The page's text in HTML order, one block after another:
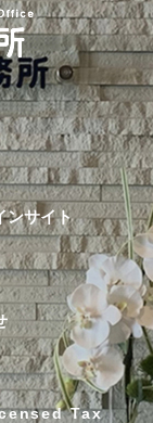
ンサイト
Tax